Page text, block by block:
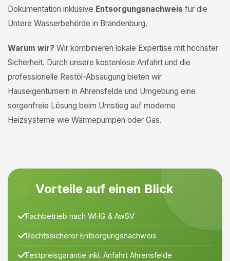
Dokumentation inklusive Entsorgungsnachweis für die
Untere Wasserbehörde in Brandenburg.
Warum wir? Wir kombinieren lokale Expertise mit höchster
Sicherheit. Durch unsere kostenlose Anfahrt und die
professionelle Restöl-Absaugung bieten wir
Hauseigentümern in Ahrensfelde und Umgebung eine
sorgenfreie Lösung beim Umstieg auf moderne
Heizsysteme wie Wärmepumpen oder Gas.
Vorteile auf einen Blick
Fachbetrieb nach WHG & AwSV
Rechtssicherer Entsorgungsnachweis
Festpreisgarantie inkl. Anfahrt Ahrensfelde